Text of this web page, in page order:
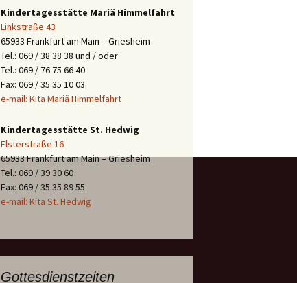
Kindertagesstätte Mariä Himmelfahrt
Linkstraße 43
65933 Frankfurt am Main – Griesheim
Tel.: 069 / 38 38 38 und / oder
Tel.: 069 / 76 75 66 40
Fax: 069 / 35 35 10 03.
e-mail: Kita Mariä Himmelfahrt
Kindertagesstätte St. Hedwig
Elsterstraße 16
65933 Frankfurt am Main – Griesheim
Tel.: 069 / 39 30 60
Fax: 069 / 35 35 89 55
e-mail: Kita St. Hedwig
Gottesdienstzeiten